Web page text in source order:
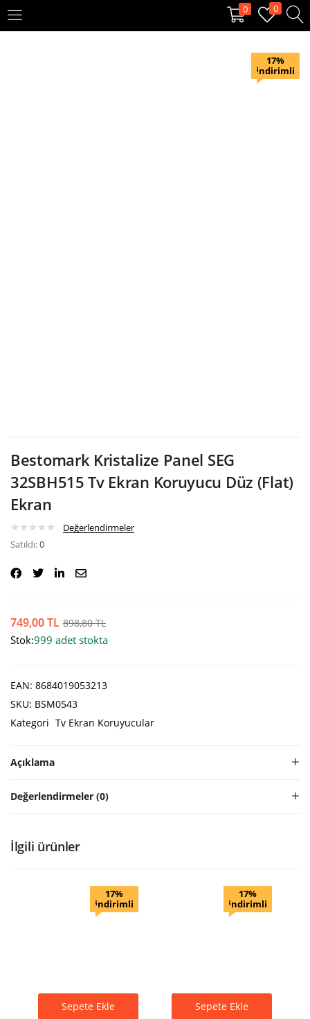
0 0
KAYIT OL
17%
indirimli
Bestomark Kristalize Panel SEG
32SBH515 Tv Ekran Koruyucu Düz (Flat)
Ekran
Değerlendirmeler
Satıldı:0
749,00TL 898,80TL
Stok:999 adet stokta
EAN: 8684019053213
SKU: BSM0543
Kategori Tv Ekran Koruyucular
Açıklama
Değerlendirmeler (0)
İlgili ürünler
17%
indirimli
Sepete Ekle
17%
indirimli
Sepete Ekle